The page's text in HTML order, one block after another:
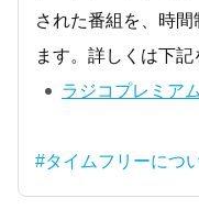
された番組を、時
ます。詳しくは下記
ラジコプレミア
#タイムフリーにつ